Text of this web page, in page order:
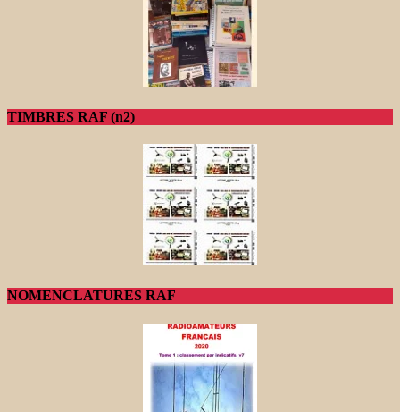
TIMBRES RAF (n2)
NOMENCLATURES RAF